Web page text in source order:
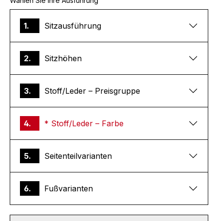
1. Sitzausführung
2. Sitzhöhen
3. Stoff/Leder – Preisgruppe
4. * Stoff/Leder – Farbe
5. Seitenteilvarianten
6. Fußvarianten